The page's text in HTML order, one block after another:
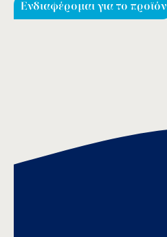
Ενδιαφέρομαι για το προϊόν